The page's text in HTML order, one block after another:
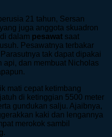
21 tahun, Sersan
juga anggota skuadron
dalam pesawat saat
Pesawatnya terbakar
tak dapat dipakai
api, dan membuat Nicholas
mati cepat ketimbang
di ketinggian 5500 meter
gundukan salju. Ajaibnya,
kaki dan lengannya
merokok sambil